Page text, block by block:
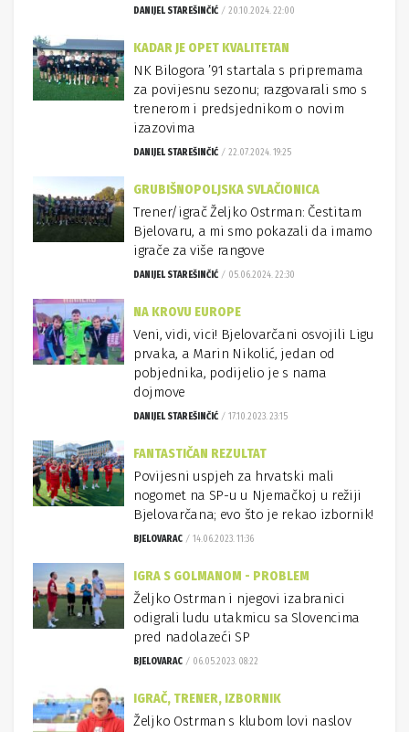
DANIJEL STAREŠINČIĆ 20.10.2024. 22:00
KADAR JE OPET KVALITETAN
NK Bilogora ’91 startala s pripremama
za povijesnu sezonu; razgovarali smo s
trenerom i predsjednikom o novim
izazovima
DANIJEL STAREŠINČIĆ 22.07.2024. 19:25
GRUBIŠNOPOLJSKA SVLAČIONICA
Trener/igrač Željko Ostrman: Čestitam
Bjelovaru, a mi smo pokazali da imamo
igrače za više rangove
DANIJEL STAREŠINČIĆ 05.06.2024. 22:30
NA KROVU EUROPE
Veni, vidi, vici! Bjelovarčani osvojili Ligu
prvaka, a Marin Nikolić, jedan od
pobjednika, podijelio je s nama
dojmove
DANIJEL STAREŠINČIĆ 17.10.2023. 23:15
FANTASTIČAN REZULTAT
Povijesni uspjeh za hrvatski mali
nogomet na SP-u u Njemačkoj u režiji
Bjelovarčana; evo što je rekao izbornik!
BJELOVARAC 14.06.2023. 11:36
IGRA S GOLMANOM - PROBLEM
Željko Ostrman i njegovi izabranici
odigrali ludu utakmicu sa Slovencima
pred nadolazeći SP
BJELOVARAC 06.05.2023. 08:22
IGRAČ, TRENER, IZBORNIK
Željko Ostrman s klubom lovi naslov